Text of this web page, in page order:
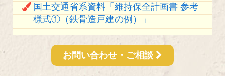
国土交通省系資料「維持保全計画書 参考
様式①（鉄骨造戸建の例）」
お問い合わせ・ご相談